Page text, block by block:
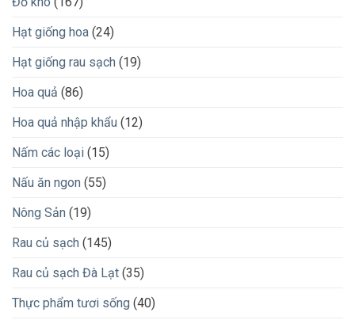
Hạt giống hoa (24)
Hạt giống rau sạch (19)
Hoa quả (86)
Hoa quả nhập khẩu (12)
Nấm các loại (15)
Nấu ăn ngon (55)
Nông Sản (19)
Rau củ sạch (145)
Rau củ sạch Đà Lạt (35)
Thực phẩm tươi sống (40)